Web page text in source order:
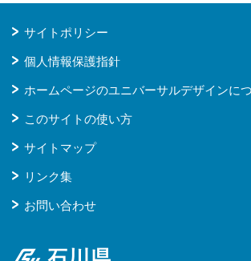
サイトポリシー
個人情報保護指針
ホームページのユニバーサルデザインに
このサイトの使い方
サイトマップ
リンク集
お問い合わせ
石川県